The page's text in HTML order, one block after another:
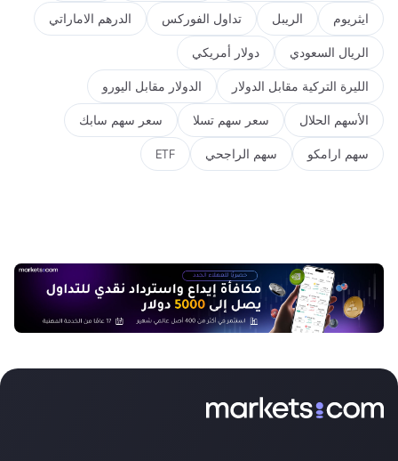
ايثريوم الريبل تداول الفوركس الدرهم الاماراتي
الريال السعودي دولار أمريكي
الليرة التركية مقابل الدولار الدولار مقابل اليورو
الأسهم الحلال سعر سهم تسلا سعر سهم سابك
سهم ارامكو سهم الراجحي ETF